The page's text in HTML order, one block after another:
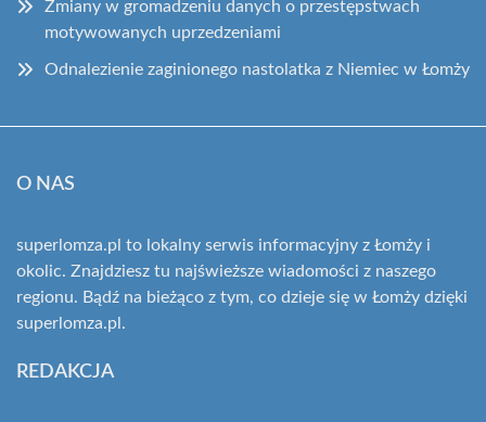
Zmiany w gromadzeniu danych o przestępstwach
motywowanych uprzedzeniami
Odnalezienie zaginionego nastolatka z Niemiec w Łomży
O NAS
superlomza.pl to lokalny serwis informacyjny z Łomży i
okolic. Znajdziesz tu najświeższe wiadomości z naszego
regionu. Bądź na bieżąco z tym, co dzieje się w Łomży dzięki
superlomza.pl.
REDAKCJA